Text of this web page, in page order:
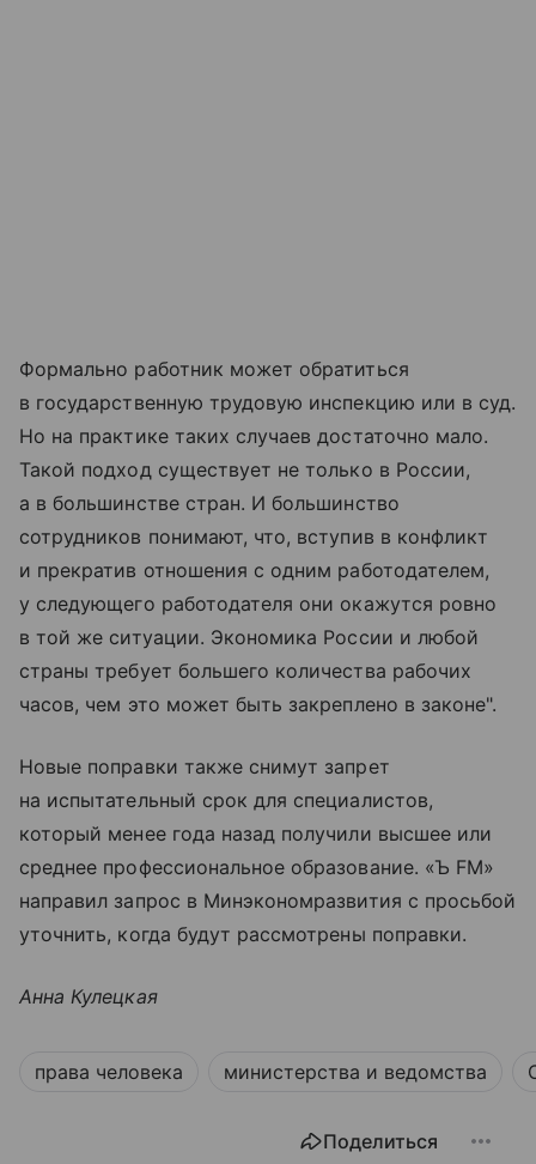
Формально работник может обратиться
в государственную трудовую инспекцию или в суд.
Но на практике таких случаев достаточно мало.
Такой подход существует не только в России,
а в большинстве стран. И большинство
сотрудников понимают, что, вступив в конфликт
и прекратив отношения с одним работодателем,
у следующего работодателя они окажутся ровно
в той же ситуации. Экономика России и любой
страны требует большего количества рабочих
часов, чем это может быть закреплено в законе".
Новые поправки также снимут запрет
на испытательный срок для специалистов,
который менее года назад получили высшее или
среднее профессиональное образование. «Ъ FM»
направил запрос в Минэкономразвития с просьбой
уточнить, когда будут рассмотрены поправки.
Анна Кулецкая
права человека министерства и ведомства
Поделиться